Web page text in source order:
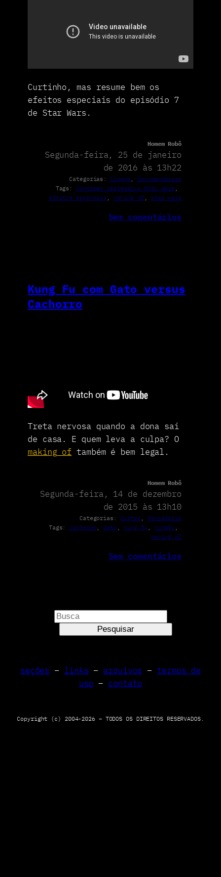
Curtinho, mas resume bem os
efeitos especiais do episódio 7
de Star Wars.
Homem Robô
Segunda-feira, 25 de janeiro
de 2016 às 13h22
Categorias: Cinema, Documentários
Tags: Contagem regressiva Star Wars
efeitos especiais , making of , star wars
Sem comentários
Kung Fu com Gato versus
Cachorro
Treta nervosa quando a dona sai
de casa. E quem leva a culpa? O
making of também é bem legal.
Homem Robô
Segunda-feira, 14 de dezembro
de 2015 às 13h10
Categorias: Curtas , Porradaria
Tags: cachorro, gato, kung fu , kungfu
making of
Sem comentários
P
u
r
Pesquisar
seções – links – arquivos –termos de
uso – contato
Copyright (c) 2004-2026 – TODOS OS DIREITOS RESERVADOS.